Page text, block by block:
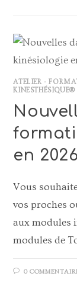
ATELIER -
KINESTHÉSIQUE®
en
Vous
vos proches
aux modules
modules de
0